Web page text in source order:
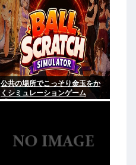
公共の場所でこっそり金玉をか
くシミュレーションゲーム
「Ball Scratch Simulator」が